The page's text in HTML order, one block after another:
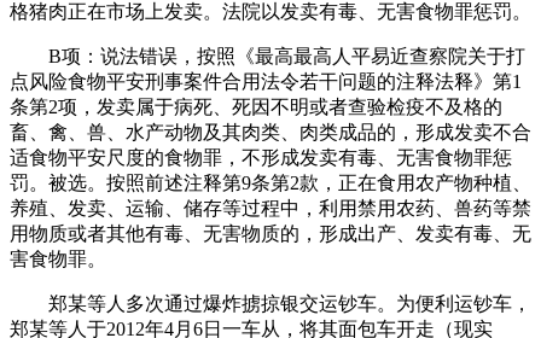
格猪肉正在市场上发卖。法院以发卖有毒、无害食物罪惩罚。
B项：说法错误，按照《最高最高人平易近查察院关于打
点风险食物平安刑事案件合用法令若干问题的注释法释》第1
条第2项，发卖属于病死、死因不明或者查验检疫不及格的
畜、禽、兽、水产动物及其肉类、肉类成品的，形成发卖不合
适食物平安尺度的食物罪，不形成发卖有毒、无害食物罪惩
罚。被选。按照前述注释第9条第2款，正在食用农产物种植、
养殖、发卖、运输、储存等过程中，利用禁用农药、兽药等禁
用物质或者其他有毒、无害物质的，形成出产、发卖有毒、无
害食物罪。
郑某等人多次通过爆炸掳掠银交运钞车。为便利运钞车，
郑某等人于2012年4月6日一车从，将其面包车开走（现实